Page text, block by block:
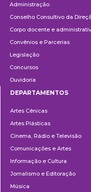
Administração
Conselho Consultivo da
Corpo docente e
Convênios e Parcerias
Legislação
Concursos
Ouvidoria
DEPARTAMENTOS
Artes Cênicas
Artes Plásticas
Cinema, Rádio e Televisão
Comunicações e Artes
Informação e Cultura
Jornalismo e Editoração
Música